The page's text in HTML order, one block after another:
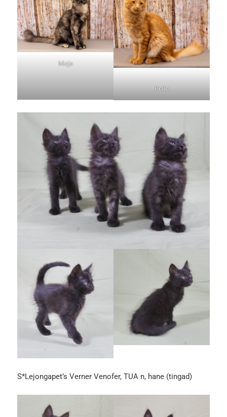
Maja
Pelle
S*Lejongapet’s Verner Venofer, TUA n, hane (tingad)